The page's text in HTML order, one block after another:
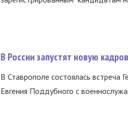
В России запустят новую
В Ставрополе состоялась встреча
Евгения Поддубного с